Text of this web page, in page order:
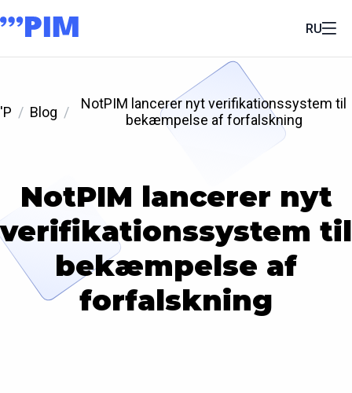
RU
'P Blog
NotPIM lancerer nyt verifikationssystem til
bekæmpelse af forfalskning
NotPIM lancerer nyt
verifikationssystem til
bekæmpelse af
forfalskning